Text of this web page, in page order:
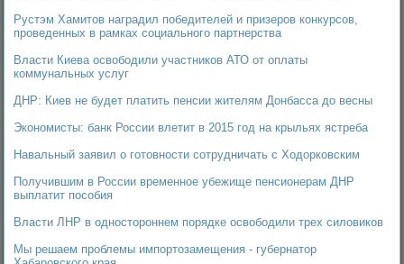
Рустэм Хамитов наградил победителей и призеров конкурсов,
проведенных в рамках социального партнерства
Власти Киева освободили участников АТО от оплаты
коммунальных услуг
ДНР: Киев не будет платить пенсии жителям Донбасса до весны
Экономисты: банк России влетит в 2015 год на крыльях ястреба
Навальный заявил о готовности сотрудничать с Ходорковским
Получившим в России временное убежище пенсионерам ДНР
выплатит пособия
Власти ЛНР в одностороннем порядке освободили трех силовиков
Мы решаем проблемы импортозамещения - губернатор